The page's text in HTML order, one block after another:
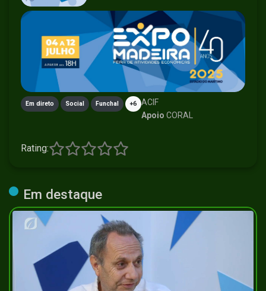
Em direto Social Funchal +6
ACIF
Apoio CORAL
Rating:
Em destaque